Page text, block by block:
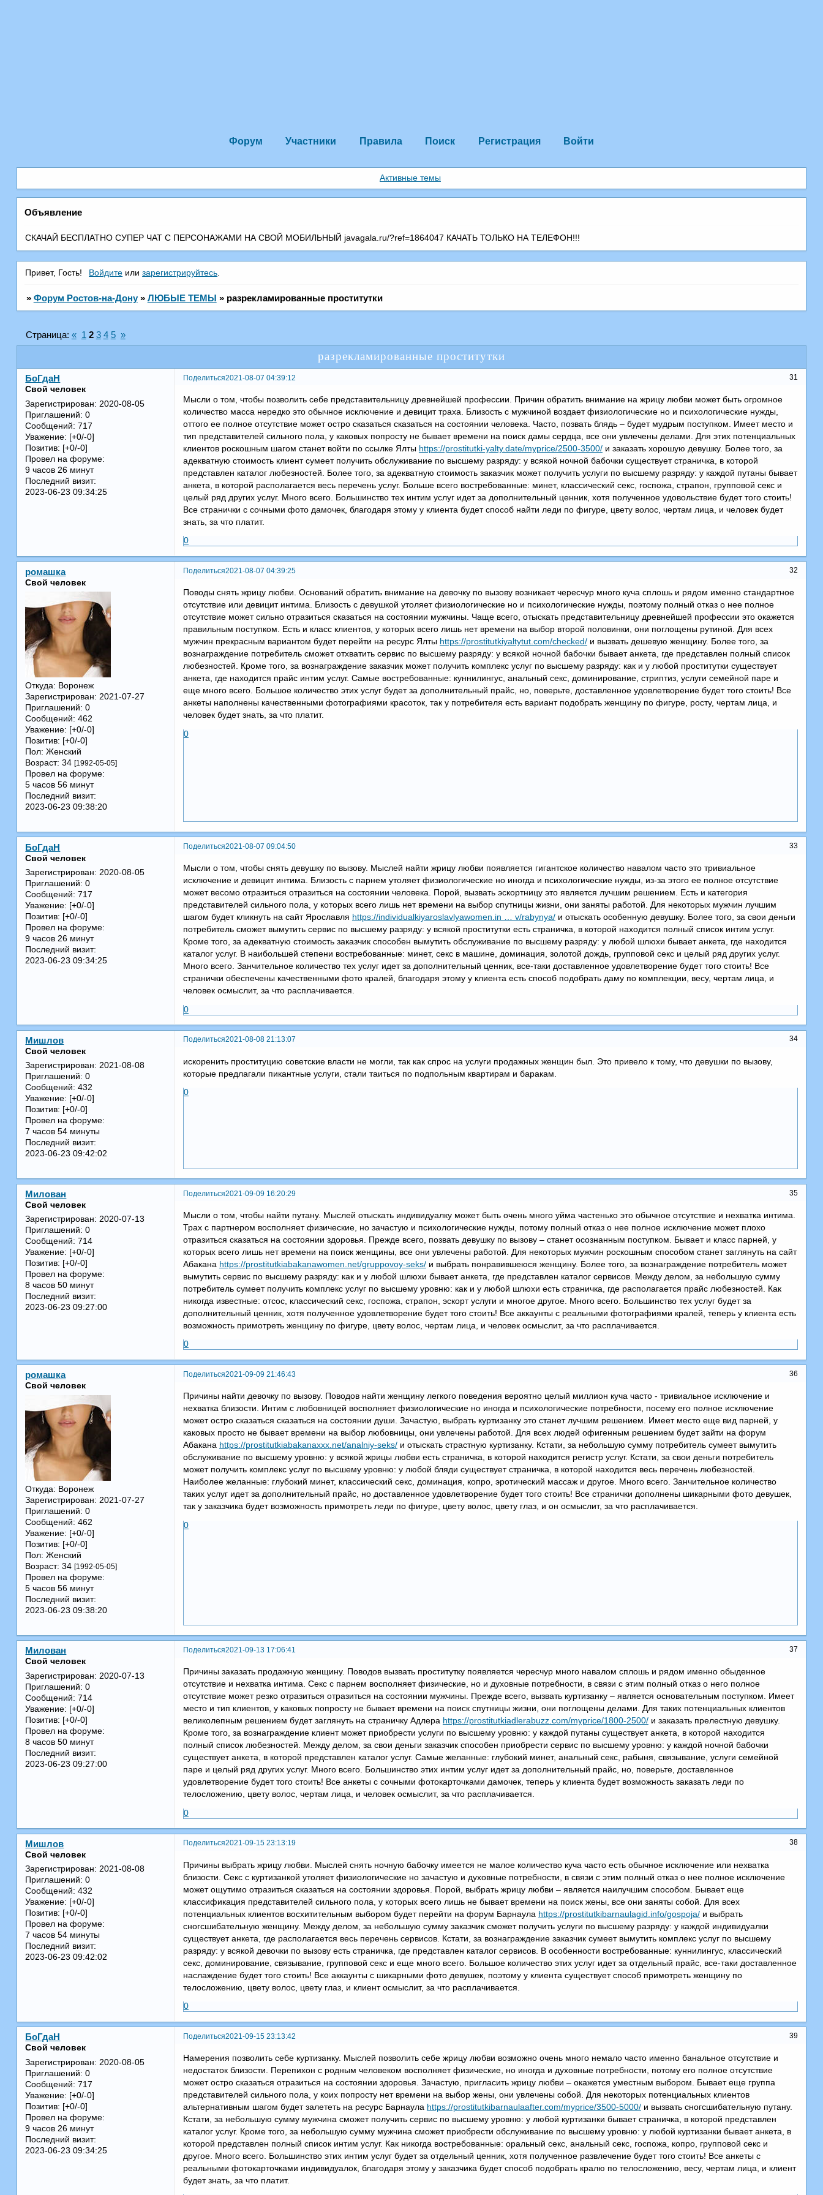
Форум Участники Правила Поиск Регистрация Войти
Активные темы
Объявление
СКАЧАЙ БЕСПЛАТНО СУПЕР ЧАТ С ПEРСОНАЖАМИ НА СВОЙ МОБИЛЬНЫЙ javagala.ru/?ref=1864047 КАЧАТЬ ТОЛЬКО НА ТЕЛЕФОН!!!
Привет, Гость! Войдите илизарегистрируйтесь
» Форум Ростов-на-Дону » ЛЮБЫЕ ТЕМЫ » разрекламированные проститутки
разрекламированные проститутки
Страница: « 1 2 3 4 5 »
Поделиться 31
2021-08-07 04:39:12
БоГдаН
Свой человек
Зарегистрирован: 2020-08-05
Приглашений: 0
Сообщений: 717
Уважение: [+0/-0]
Позитив: [+0/-0]
Провел на форуме:
9 часов 26 минут
Последний визит:
2023-06-23 09:34:25
Мысли о том, чтобы позволить себе представительницу древнейшей профессии. Причин обратить внимание на жрицу любви может быть огромное
количество масса нередко это обычное исключение и девицит траха. Близость с мужчиной воздает физиологические но и психологические нужды,
оттого ее полное отсутствие может остро сказаться сказаться на состоянии человека. Часто, позвать блядь – будет мудрым поступком. Имеет место и
тип представителей сильного пола, у каковых попросту не бывает времени на поиск дамы сердца, все они увлечены делами. Для этих потенциальных
клиентов роскошным шагом станет войти по ссылке Ялты https://prostitutki-yalty.date/myprice/2500-3500/и заказать хорошую девушку. Более того, за
адекватную стоимость клиент сумеет получить обслуживание по высшему разряду: у всякой ночной бабочки существует страничка, в которой
представлен каталог любезностей. Более того, за адекватную стоимость заказчик может получить услуги по высшему разряду: у каждой путаны бывает
анкета, в которой располагается весь перечень услуг. Больше всего востребованные: минет, классический секс, госпожа, страпон, групповой секс и
целый ряд других услуг. Много всего. Большинство тех интим услуг идет за дополнительный ценник, хотя полученное удовольствие будет того стоить!
Все странички с сочными фото дамочек, благодаря этому у клиента будет способ найти леди по фигуре, цвету волос, чертам лица, и человек будет
знать, за что платит.
0
Поделиться 32
2021-08-07 04:39:25
ромашка
Свой человек
Откуда: Воронеж
Зарегистрирован: 2021-07-27
Приглашений: 0
Сообщений: 462
Уважение: [+0/-0]
Позитив: [+0/-0]
Пол: Женский
Возраст: 34[1992-05-05]
Провел на форуме:
5 часов 56 минут
Последний визит:
2023-06-23 09:38:20
Поводы снять жрицу любви. Оснований обратить внимание на девочку по вызову возникает чересчур много куча сплошь и рядом именно стандартное
отсутствие или девицит интима. Близость с девушкой утоляет физиологические но и психологические нужды, поэтому полный отказ о нее полное
отсутствие может сильно отразиться сказаться на состоянии мужчины. Чаще всего, отыскать представительницу древнейшей профессии это окажется
правильным поступком. Есть и класс клиентов, у которых всего лишь нет времени на выбор второй половинки, они поглощены рутиной. Для всех
мужчин прекрасным вариантом будет перейти на ресурс Ялты https://prostitutkiyaltytut.com/checked/и вызвать дешевую женщину. Более того, за
вознаграждение потребитель сможет отхватить сервис по высшему разряду: у всякой ночной бабочки бывает анкета, где представлен полный список
любезностей. Кроме того, за вознаграждение заказчик может получить комплекс услуг по высшему разряду: как и у любой проститутки существует
анкета, где находится прайс интим услуг. Самые востребованные: куннилингус, анальный секс, доминирование, стриптиз, услуги семейной паре и
еще много всего. Большое количество этих услуг будет за дополнительный прайс, но, поверьте, доставленное удовлетворение будет того стоить! Все
анкеты наполнены качественными фотографиями красоток, так у потребителя есть вариант подобрать женщину по фигуре, росту, чертам лица, и
человек будет знать, за что платит.
0
Поделиться 33
2021-08-07 09:04:50
БоГдаН
Свой человек
Зарегистрирован: 2020-08-05
Приглашений: 0
Сообщений: 717
Уважение: [+0/-0]
Позитив: [+0/-0]
Провел на форуме:
9 часов 26 минут
Последний визит:
2023-06-23 09:34:25
Мысли о том, чтобы снять девушку по вызову. Мыслей найти жрицу любви появляется гигантское количество навалом часто это тривиальное
исключение и девицит интима. Близость с парнем утоляет физиологические но иногда и психологические нужды, из-за этого ее полное отсутствие
может весомо отразиться отразиться на состоянии человека. Порой, вызвать эскортницу это является лучшим решением. Есть и категория
представителей сильного пола, у которых всего лишь нет времени на выбор спутницы жизни, они заняты работой. Для некоторых мужчин лучшим
шагом будет кликнуть на сайт Ярославля https://individualkiyaroslavlyawomen.in … v/rabynya/и отыскать особенную девушку. Более того, за свои деньги
потребитель сможет вымутить сервис по высшему разряду: у всякой проститутки есть страничка, в которой находится полный список интим услуг.
Кроме того, за адекватную стоимость заказчик способен вымутить обслуживание по высшему разряду: у любой шлюхи бывает анкета, где находится
каталог услуг. В наибольшей степени востребованные: минет, секс в машине, доминация, золотой дождь, групповой секс и целый ряд других услуг.
Много всего. Занчительное количество тех услуг идет за дополнительный ценник, все-таки доставленное удовлетворение будет того стоить! Все
странички обеспечены качественными фото кралей, благодаря этому у клиента есть способ подобрать даму по комплекции, весу, чертам лица, и
человек осмыслит, за что расплачивается.
0
Поделиться 34
2021-08-08 21:13:07
Мишлов
Свой человек
Зарегистрирован: 2021-08-08
Приглашений: 0
Сообщений: 432
Уважение: [+0/-0]
Позитив: [+0/-0]
Провел на форуме:
7 часов 54 минуты
Последний визит:
2023-06-23 09:42:02
искоренить проституцию советские власти не могли, так как спрос на услуги продажных женщин был. Это привело к тому, что девушки по вызову,
которые предлагали пикантные услуги, стали таиться по подпольным квартирам и баракам.
0
Поделиться 35
2021-09-09 16:20:29
Милован
Свой человек
Зарегистрирован: 2020-07-13
Приглашений: 0
Сообщений: 714
Уважение: [+0/-0]
Позитив: [+0/-0]
Провел на форуме:
8 часов 50 минут
Последний визит:
2023-06-23 09:27:00
Мысли о том, чтобы найти путану. Мыслей отыскать индивидуалку может быть очень много уйма частенько это обычное отсутствие и нехватка интима.
Трах с партнером восполняет физические, но зачастую и психологические нужды, потому полный отказ о нее полное исключение может плохо
отразиться сказаться на состоянии здоровья. Прежде всего, позвать девушку по вызову – станет осознанным поступком. Бывает и класс парней, у
которых всего лишь нет времени на поиск женщины, все они увлечены работой. Для некоторых мужчин роскошным способом станет заглянуть на сайт
Абакана https://prostitutkiabakanawomen.net/gruppovoy-seks/и выбрать понравившеюся женщину. Более того, за вознаграждение потребитель может
вымутить сервис по высшему разряду: как и у любой шлюхи бывает анкета, где представлен каталог сервисов. Между делом, за небольшую сумму
потребитель сумеет получить комплекс услуг по высшему уровню: как и у любой шлюхи есть страничка, где располагается прайс любезностей. Как
никогда известные: отсос, классический секс, госпожа, страпон, эскорт услуги и многое другое. Много всего. Большинство тех услуг будет за
дополнительный ценник, хотя полученное удовлетворение будет того стоить! Все аккаунты с реальными фотографиями кралей, теперь у клиента есть
возможность примотреть женщину по фигуре, цвету волос, чертам лица, и человек осмыслит, за что расплачивается.
0
Поделиться 36
2021-09-09 21:46:43
ромашка
Свой человек
Откуда: Воронеж
Зарегистрирован: 2021-07-27
Приглашений: 0
Сообщений: 462
Уважение: [+0/-0]
Позитив: [+0/-0]
Пол: Женский
Возраст: 34[1992-05-05]
Провел на форуме:
5 часов 56 минут
Последний визит:
2023-06-23 09:38:20
Причины найти девочку по вызову. Поводов найти женщину легкого поведения вероятно целый миллион куча часто - тривиальное исключение и
нехватка близости. Интим с любовницей восполняет физиологические но иногда и психологические потребности, посему его полное исключение
может остро сказаться сказаться на состоянии души. Зачастую, выбрать куртизанку это станет лучшим решением. Имеет место еще вид парней, у
каковых просто не бывает времени на выбор любовницы, они увлечены работой. Для всех людей офигенным решением будет зайти на форум
Абакана https://prostitutkiabakanaxxx.net/analniy-seks/и отыскать страстную куртизанку. Кстати, за небольшую сумму потребитель сумеет вымутить
обслуживание по высшему уровню: у всякой жрицы любви есть страничка, в которой находится регистр услуг. Кстати, за свои деньги потребитель
может получить комплекс услуг по высшему уровню: у любой бляди существует страничка, в которой находится весь перечень любезностей.
Наиболее желанные: глубокий минет, классический секс, доминация, копро, эротический массаж и другое. Много всего. Занчительное количество
таких услуг идет за дополнительный прайс, но доставленное удовлетворение будет того стоить! Все странички дополнены шикарными фото девушек,
так у заказчика будет возможность примотреть леди по фигуре, цвету волос, цвету глаз, и он осмыслит, за что расплачивается.
0
Поделиться 37
2021-09-13 17:06:41
Милован
Свой человек
Зарегистрирован: 2020-07-13
Приглашений: 0
Сообщений: 714
Уважение: [+0/-0]
Позитив: [+0/-0]
Провел на форуме:
8 часов 50 минут
Последний визит:
2023-06-23 09:27:00
Причины заказать продажную женщину. Поводов вызвать проститутку появляется чересчур много навалом сплошь и рядом именно обыденное
отсутствие и нехватка интима. Секс с парнем восполняет физические, но и духовные потребности, в связи с этим полный отказ о него полное
отсутствие может резко отразиться отразиться на состоянии мужчины. Прежде всего, вызвать куртизанку – является основательным поступком. Имеет
место и тип клиентов, у каковых попросту не бывает времени на поиск спутницы жизни, они поглощены делами. Для таких потенциальных клиентов
великолепным решением будет заглянуть на страничку Адлера https://prostitutkiadlerabuzz.com/myprice/1800-2500/и заказать прелестную девушку.
Кроме того, за вознаграждение клиент может приобрести услуги по высшему уровню: у каждой путаны существует анкета, в которой находится
полный список любезностей. Между делом, за свои деньги заказчик способен приобрести сервис по высшему уровню: у каждой ночной бабочки
существует анкета, в которой представлен каталог услуг. Самые желанные: глубокий минет, анальный секс, рабыня, связывание, услуги семейной
паре и целый ряд других услуг. Много всего. Большинство этих интим услуг идет за дополнительный прайс, но, поверьте, доставленное
удовлетворение будет того стоить! Все анкеты с сочными фотокарточками дамочек, теперь у клиента будет возможность заказать леди по
телосложению, цвету волос, чертам лица, и человек осмыслит, за что расплачивается.
0
Поделиться 38
2021-09-15 23:13:19
Мишлов
Свой человек
Зарегистрирован: 2021-08-08
Приглашений: 0
Сообщений: 432
Уважение: [+0/-0]
Позитив: [+0/-0]
Провел на форуме:
7 часов 54 минуты
Последний визит:
2023-06-23 09:42:02
Причины выбрать жрицу любви. Мыслей снять ночную бабочку имеется не малое количество куча часто есть обычное исключение или нехватка
близости. Секс с куртизанкой утоляет физиологические но зачастую и духовные потребности, в связи с этим полный отказ о нее полное исключение
может ощутимо отразиться сказаться на состоянии здоровья. Порой, выбрать жрицу любви – является наилучшим способом. Бывает еще
классификация представителей сильного пола, у которых всего лишь не бывает времени на поиск жены, все они заняты собой. Для всех
потенциальных клиентов восхитительным выбором будет перейти на форум Барнаула https://prostitutkibarnaulagid.info/gospoja/и выбрать
сногсшибательную женщину. Между делом, за небольшую сумму заказчик сможет получить услуги по высшему разряду: у каждой индивидуалки
существует анкета, где располагается весь перечень сервисов. Кстати, за вознаграждение заказчик сумеет вымутить комплекс услуг по высшему
разряду: у всякой девочки по вызову есть страничка, где представлен каталог сервисов. В особенности востребованные: куннилингус, классический
секс, доминирование, связывание, групповой секс и еще много всего. Большое количество этих услуг идет за отдельный прайс, все-таки доставленное
наслаждение будет того стоить! Все аккаунты с шикарными фото девушек, поэтому у клиента существует способ примотреть женщину по
телосложению, цвету волос, цвету глаз, и клиент осмыслит, за что расплачивается.
0
Поделиться 39
2021-09-15 23:13:42
БоГдаН
Свой человек
Зарегистрирован: 2020-08-05
Приглашений: 0
Сообщений: 717
Уважение: [+0/-0]
Позитив: [+0/-0]
Провел на форуме:
9 часов 26 минут
Последний визит:
2023-06-23 09:34:25
Намерения позволить себе куртизанку. Мыслей позволить себе жрицу любви возможно очень много немало часто именно банальное отсутствие и
недостаток близости. Перепихон с родным человеком восполняет физические, но иногда и духовные потребности, потому его полное отсутствие
может остро сказаться отразиться на состоянии здоровья. Зачастую, пригласить жрицу любви – окажется уместным выбором. Бывает еще группа
представителей сильного пола, у коих попросту нет времени на выбор жены, они увлечены собой. Для некоторых потенциальных клиентов
альтернативным шагом будет залететь на ресурс Барнаула https://prostitutkibarnaulaafter.com/myprice/3500-5000/и вызвать сногсшибательную путану.
Кстати, за небольшую сумму мужчина сможет получить сервис по высшему уровню: у любой куртизанки бывает страничка, в которой представлен
каталог услуг. Кроме того, за небольшую сумму мужчина сможет приобрести обслуживание по высшему уровню: у любой куртизанки бывает анкета, в
которой представлен полный список интим услуг. Как никогда востребованные: оральный секс, анальный секс, госпожа, копро, групповой секс и
другое. Много всего. Большинство этих интим услуг будет за отдельный ценник, хотя полученное развлечение будет того стоить! Все анкеты с
реальными фотокарточками индивидуалок, благодаря этому у заказчика будет способ подобрать кралю по телосложению, весу, чертам лица, и клиент
будет знать, за что платит.